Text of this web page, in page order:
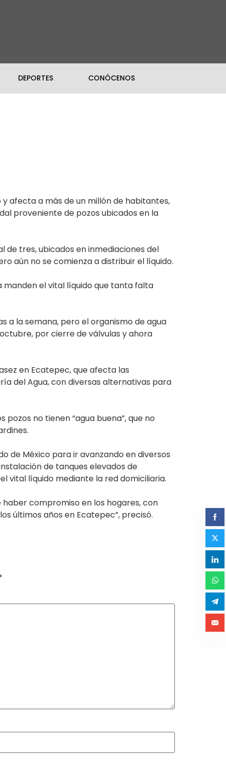
DEPORTES CONÓCENOS
afecta a más de un millón de habitantes,
proveniente de pozos ubicados en la
de tres, ubicados en inmediaciones del
aún no se comienza a distribuir el líquido.
manden el vital líquido que tanta falta
a la semana, pero el organismo de agua
por cierre de válvulas y ahora
en Ecatepec, que afecta las
del Agua, con diversas alternativas para
no tienen “agua buena”, que no
de México para ir avanzando en diversos
de tanques elevados de
vital líquido mediante la red domiciliaria.
haber compromiso en los hogares, con
últimos años en Ecatepec”, precisó.